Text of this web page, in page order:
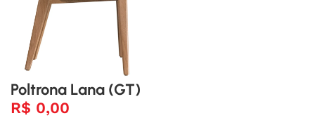
Poltrona Lana (GT)
R$ 0,00